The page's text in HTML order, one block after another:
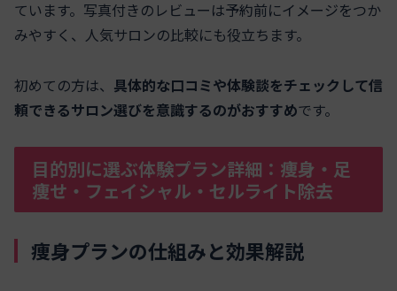
ています。写真付きのレビューは予約前にイメージをつか
みやすく、人気サロンの比較にも役立ちます。
初めての方は、 具体的な口コミや体験談をチェックして信
頼できるサロン選びを意識するのがおすすめです。
目的別に選ぶ体験プラン詳細：痩身・足
痩せ・フェイシャル・セルライト除去
痩身プランの仕組みと効果解説